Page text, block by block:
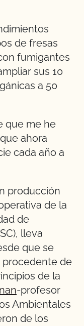
de fresas
fumigantes
sus 10
a 50
que me he
ahora
cada año a
producción
de la
de
lleva
que se
procedente de
de la
-profesor
Ambientales
de los